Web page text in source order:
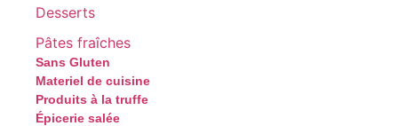
Desserts
Pâtes fraîches
Sans Gluten
Materiel de cuisine
Produits à la truffe
Épicerie salée